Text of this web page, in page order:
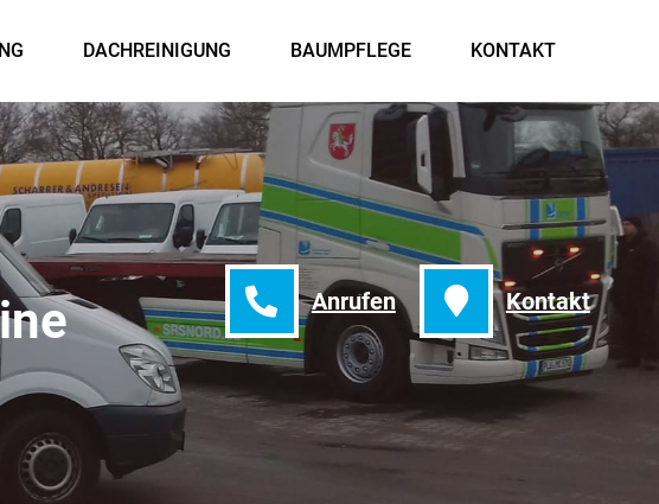
DACHREINIGUNG BAUMPFLEGE KONTAKT
Anrufen Kontakt